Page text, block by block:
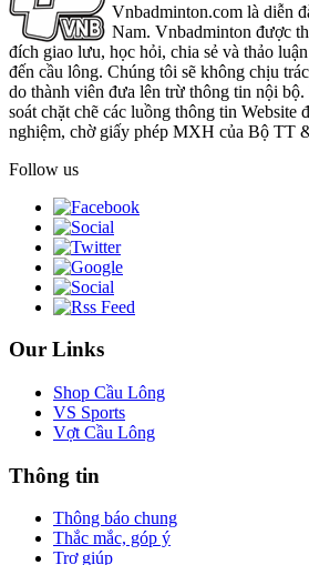
Vnbadminton.com là diễn
Nam. Vnbadminton được
đích giao lưu, học hỏi, chia sẻ và thảo
đến cầu lông. Chúng tôi sẽ không chịu
do thành viên đưa lên trừ thông tin nội
soát chặt chẽ các luồng thông tin Website
nghiệm, chờ giấy phép MXH của Bộ TT
Follow us
Our Links
Shop Cầu Lông
VS Sports
Vợt Cầu Lông
Thông tin
Thông báo chung
Thắc mắc, góp ý
Trợ giúp